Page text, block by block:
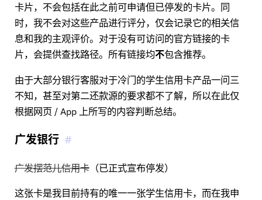
卡片，不会包括在此之前可申请但已停发的卡片。同
时，我不会对这些产品进行评分，仅会记录它的相关信
息和我的主观评价。对于没有可访问的官方链接的卡
片，会提供查找路径。所有链接均不包含推荐。
由于大部分银行客服对于冷门的学生信用卡产品一问三
不知，甚至对第二还款源的要求都不了解，所以在此仅
根据网页 / App 上所写的内容判断总结。
广发银行
广发摆范儿信用卡（已正式宣布停发）
这张卡是我目前持有的唯一一张学生信用卡，而在我申